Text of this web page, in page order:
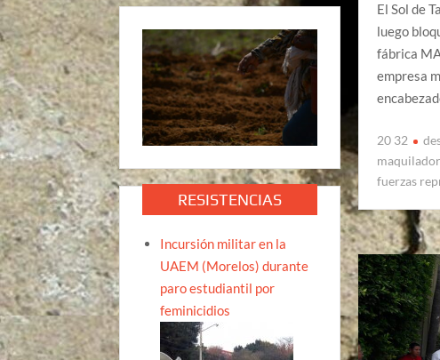
El Sol de
luego
fábrica
empresa
20 32
fuerzas
RESISTENCIAS
Incursión militar en la
UAEM (Morelos) durante
paro estudiantil por
feminicidios